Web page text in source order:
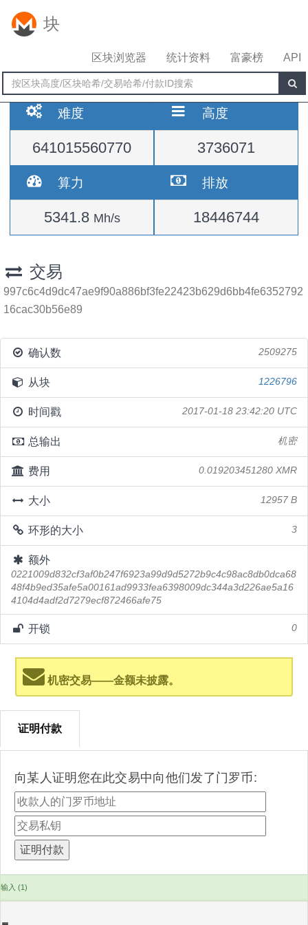
块
区块浏览器 统计资料 富豪榜 API
难度
641015560770
高度
3736071
算力
5341.8 Mh/s
排放
18446744
交易
997c6c4d9dc47ae9f90a886bf3fe22423b629d6bb4fe6352792
16cac30b56e89
确认数 2509275
从块 1226796
时间戳 2017-01-18 23:42:20 UTC
总输出 机密
费用 0.019203451280 XMR
大小 12957 B
环形的大小 3
额外
0221009d832cf3af0b247f6923a99d9d5272b9c4c98ac8db0dca68
48f4b9ed35afe5a00161ad9933fea6398009dc344a3d226ae5a16
4104d4adf2d7279ecf872466afe75
开锁 0
机密交易——金额未披露。
证明付款
向某人证明您在此交易中向他们发了门罗币:
输入 (1)